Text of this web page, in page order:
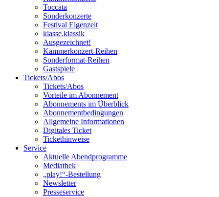
Toccata
Sonderkonzerte
Festival Eigenzeit
klasse.klassik
Ausgezeichnet!
Kammerkonzert-Reihen
Sonderformat-Reihen
Gastspiele
Tickets/Abos
Tickets/Abos
Vorteile im Abonnement
Abonnements im Überblick
Abonnement­bedingungen
Allgemeine Informationen
Digitales Ticket
Ticket­hinweise
Service
Aktuelle Abendprogramme
Mediathek
„play!“-Bestellung
Newsletter
Presseservice